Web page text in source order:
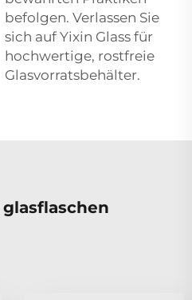
befolgen. Verlassen Sie
sich auf Yixin Glass für
hochwertige, rostfreie
Glasvorratsbehälter.